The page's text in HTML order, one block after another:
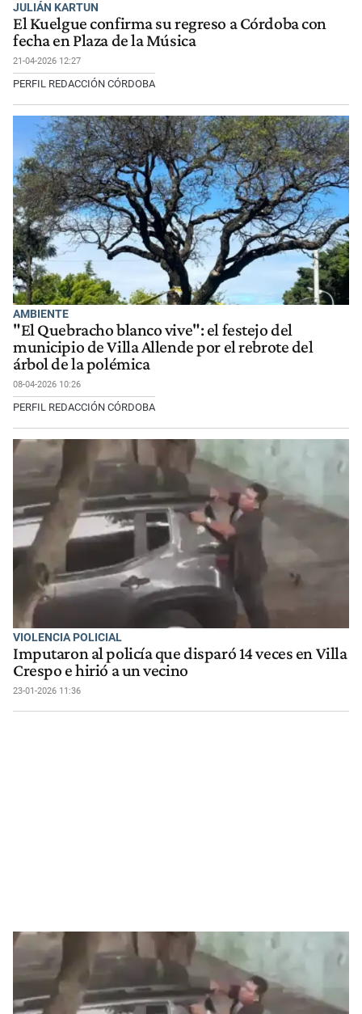
JULIÁN KARTUN
El Kuelgue confirma su regreso a Córdoba con
fecha en Plaza de la Música
21-04-2026 12:27
PERFIL REDACCIÓN CÓRDOBA
AMBIENTE
"El Quebracho blanco vive": el festejo del
municipio de Villa Allende por el rebrote del
árbol de la polémica
08-04-2026 10:26
PERFIL REDACCIÓN CÓRDOBA
VIOLENCIA POLICIAL
Imputaron al policía que disparó 14 veces en Villa
Crespo e hirió a un vecino
23-01-2026 11:36